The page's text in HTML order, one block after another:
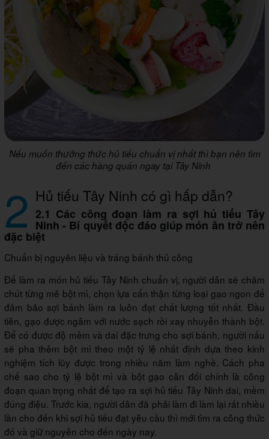
Nếu muốn thưởng thức hủ tiếu chuẩn vị nhất thì bạn nên tìm
đến các hàng quán ngay tại Tây Ninh
2 Hủ tiếu Tây Ninh có gì hấp dẫn?
2.1 Các công đoạn làm ra sợi hủ tiếu Tây
Ninh - Bí quyết độc đáo giúp món ăn trở nên
đặc biệt
Chuẩn bị nguyên liệu và tráng bánh thủ công
Để làm ra món hủ tiếu Tây Ninh chuẩn vị, người dân sẽ chăm
chút từng mẻ bột mì, chọn lựa cẩn thận từng loại gạo ngon để
đảm bảo sợi bánh làm ra luôn đạt chất lượng tốt nhất. Đầu
tiên, gạo được ngâm với nước sạch rồi xay nhuyễn thành bột.
Để có được độ mềm và dai đặc trưng cho sợi bánh, người nấu
sẽ pha thêm bột mì theo một tỷ lệ nhất định dựa theo kinh
nghiệm tích lũy được trong nhiều năm làm nghề. Cách pha
chế sao cho tỷ lệ bột mì và bột gạo cân đối chính là công
đoạn quan trọng nhất để tạo ra sợi hủ tiếu Tây Ninh dai, mềm
đúng điệu. Trước kia, người dân đã phải làm đi làm lại rất nhiều
lần cho đến khi sợi hủ tiếu đạt yêu cầu thì mới tìm ra công thức
đó và giữ nguyên cho đến ngày nay.